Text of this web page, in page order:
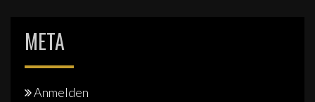
META
Anmelden